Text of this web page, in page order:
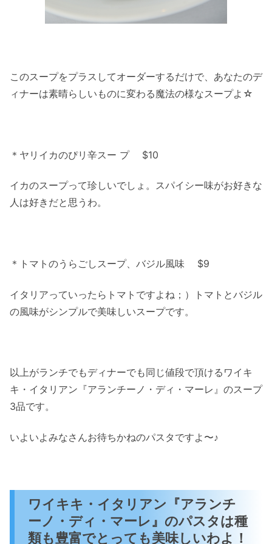
このスープをプラスしてオーダーするだけで、あなたのデ
ィナーは素晴らしいものに変わる魔法の様なスープよ☆
＊ヤリイカのぴリ辛スー プ $10
イカのスープって珍しいでしょ。スパイシー味がお好きな
人は好きだと思うわ。
＊トマトのうらごしスープ、バジル風味 $9
イタリアっていったらトマトですよね；）トマトとバジル
の風味がシンプルで美味しいスープです。
以上がランチでもディナーでも同じ値段で頂けるワイキ
キ・イタリアン『アランチーノ・ディ・マーレ』のスープ
3品です。
いよいよみなさんお待ちかねのパスタですよ〜♪
ワイキキ・イタリアン『アランチ
ーノ・ディ・マーレ』のパスタは種
類も豊富でとっても美味しいわよ！